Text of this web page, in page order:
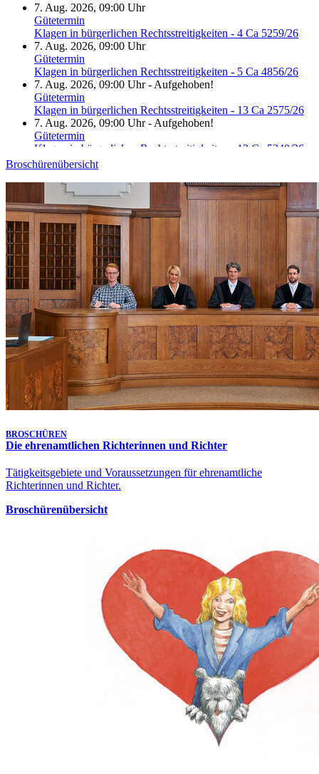
7. Aug. 2026, 09:00 Uhr
Gütetermin
Klagen in bürgerlichen Rechtsstreitigkeiten - 4 Ca 5259/26
7. Aug. 2026, 09:00 Uhr
Gütetermin
Klagen in bürgerlichen Rechtsstreitigkeiten - 5 Ca 4856/26
7. Aug. 2026, 09:00 Uhr- Aufgehoben!
Gütetermin
Klagen in bürgerlichen Rechtsstreitigkeiten - 13 Ca 2575/26
7. Aug. 2026, 09:00 Uhr- Aufgehoben!
Gütetermin
Klagen in bürgerlichen Rechtsstreitigkeiten - 13 Ca 5340/26
7. Aug. 2026, 09:00 Uhr
Klagen in bürgerlichen Rechtsstreitigkeiten - 23 Ca 4520/26
7. Aug. 2026, 09:15 Uhr
Gütetermin
Klagen in bürgerlichen Rechtsstreitigkeiten - 4 Ca 5269/26
7. Aug. 2026, 09:15 Uhr
-
Aufgehoben!
Gütetermin
Klagen in bürgerlichen Rechtsstreitigkeiten - 5 Ca 5088/26
7. Aug. 2026, 09:15 Uhr
Gütetermin
Klagen in bürgerlichen Rechtsstreitigkeiten - 13 Ca 5321/26
7. Aug. 2026, 09:15 Uhr
Gütetermin
Klagen in bürgerlichen Rechtsstreitigkeiten - 23 Ca 4516/26
7. Aug. 2026, 09:30 Uhr
Kammertermin
Klagen in bürgerlichen Rechtsstreitigkeiten - 1 Ca 5939/25
Letzte Aktualisierung:
Heute, 17:25 Uhr
Broschürenübersicht
BROSCHÜREN
Die ehrenamtlichen Richterinnen und Richter
Tätigkeitsgebiete und Voraussetzungen für ehrenamtliche
Richterinnen und Richter.
Broschürenübersicht